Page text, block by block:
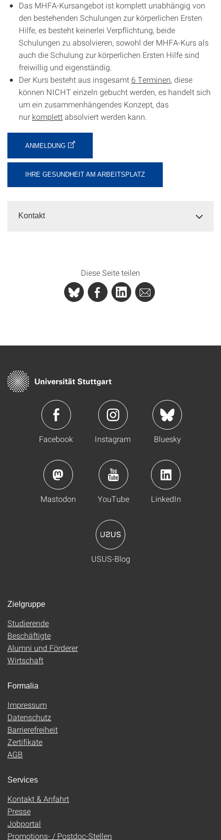
Das MHFA-Kursangebot ist komplett unabhängig von
den bestehenden Schulungen zur körperlichen Ersten
Hilfe, es besteht keinerlei Verpflichtung, beide
Schulungen zu absolvieren, sowohl der MHFA-Kurs als
auch die Schulung zur körperlichen Ersten Hilfe sind
freiwillig und eigenständig.
Der Kurs besteht aus insgesamt 6 Terminen, diese
können NICHT einzeln gebucht werden, es handelt sich
um ein zusammenhängendes Konzept, das
nur komplettabsolviert werden kann.
ANMELDUNG
IHRE GESUNDHEIT AM ARBEITSPLATZ
Kontakt
Diese Seite teilen
Facebook Instagram Bluesky
Mastodon YouTube LinkedIn
USUS-Blog
Zielgruppe
Studierende
Beschäftigte
Alumni und Förderer
Wirtschaft
Formalia
Impressum
Datenschutz
Barrierefreiheit
Zertifikate
AGB
Services
Kontakt & Anfahrt
Presse
Jobportal
Promotions- / Postdoc-Stellen